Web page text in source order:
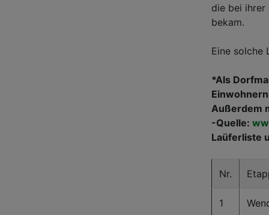
die bei ihrer
bekam.
Eine solche
*Als
Außerdem
-Quelle:
Laüferliste
Nr.
1